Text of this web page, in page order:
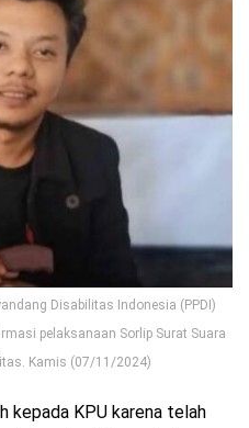
Disabilitas Indonesia (PPDI)
pelaksanaan Sorlip Surat Suara
Kamis (07/11/2024)
kepada KPU karena telah